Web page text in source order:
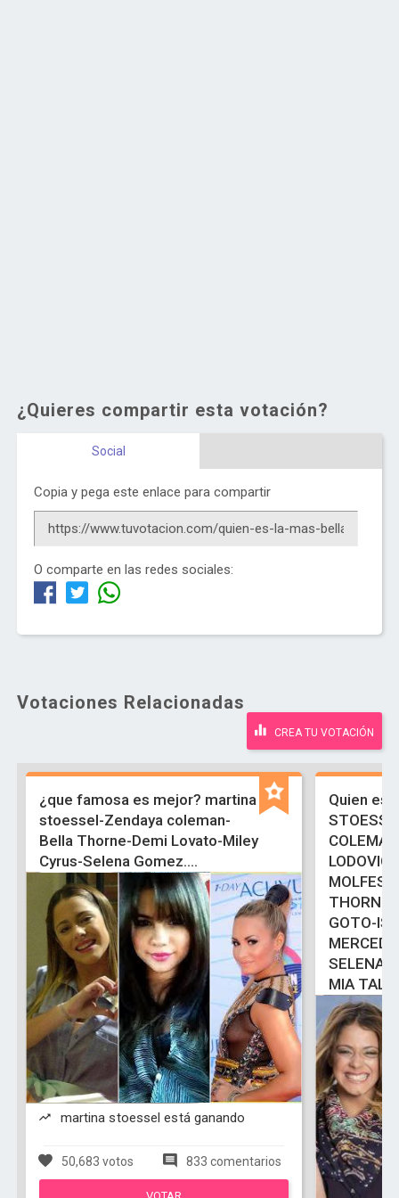
¿Quieres compartir esta votación?
Social
Copia y pega este enlace para compartir
O comparte en las redes sociales:
Votaciones Relacionadas
CREA TU VOTACIÓN
¿que famosa es mejor? martina
stoessel-Zendaya coleman-
Bella Thorne-Demi Lovato-Miley
Cyrus-Selena Gomez....
martina stoessel está ganando
50,683 votos 833 comentarios
Quien es
THORNE-
GOTO-
SELENA
MIA